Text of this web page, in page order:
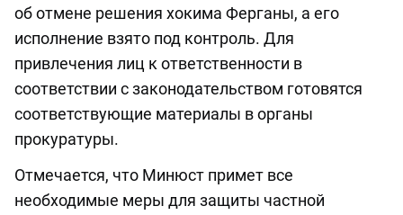
об отмене решения хокима Ферганы, а его
исполнение взято под контроль. Для
привлечения лиц к ответственности в
соответствии с законодательством готовятся
соответствующие материалы в органы
прокуратуры.
Отмечается, что Минюст примет все
необходимые меры для защиты частной